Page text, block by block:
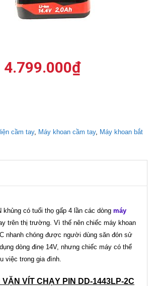
4.799.000₫
cầm tay, Máy khoan cầm tay, Máy khoan bắt
có tuổi thọ gấp 4 lần các dòng máy
trên thị trường. Vì thế nên chiếc máy khoan
nhanh chóng được người dùng săn đón sử
dòng đinẹ 14V, nhưng chiếc máy có thể
việc trong gia đình.
VẶ N VÍT CHẠY PIN DD-1443LP-2C